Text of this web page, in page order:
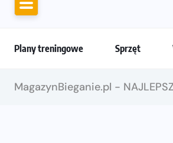
Plany treningowe Sprzęt
MagazynBieganie.pl -